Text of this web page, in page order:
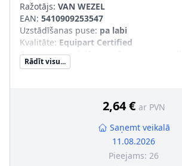
Ražotājs: VAN WEZEL
EAN: 5410909253547
Uzstādīšanas puse: pa labi
Kvalitāte: Equipart Certified
Garantija:ar pielāgotas formas garantiju
SVHC:Nesatur SVHC vielas!
Rādīt visu...
2,64 € ar PVN
Saņemt veikalā
11.08.2026
Pieejams: 26